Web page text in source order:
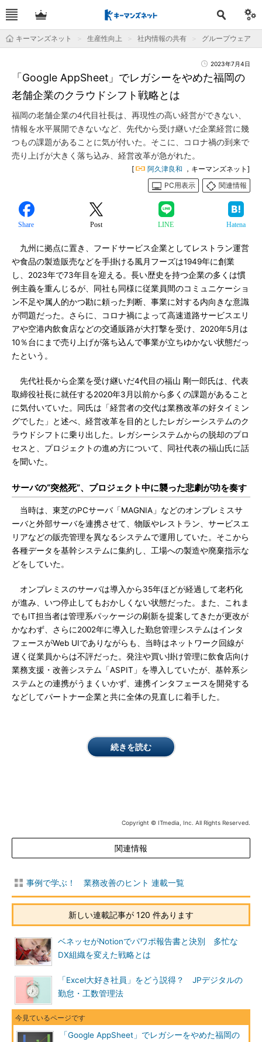
キーマンズネット 生産性向上 社内情報の共有 グループウェア
2023年7月4日
「Google AppSheet」でレガシーをやめた福岡の
老舗企業のクラウドシフト戦略とは
福岡の老舗企業の4代目社長は、再現性の高い経営ができない、
情報を水平展開できないなど、先代から受け継いだ企業経営に幾
つもの課題があることに気が付いた。そこに、コロナ禍の到来で
売り上げが大きく落ち込み、経営改革が急がれた。
[ 阿久津良和 ，キーマンズネット]
PC用表示
関連情報
Share Post LINE Hatena
九州に拠点に置き、フードサービス企業としてレストラン運営
や食品の製造販売などを手掛ける風月フーズは1949年に創業
し、2023年で73年目を迎える。長い歴史を持つ企業の多くは慣
例主義を重んじるが、同社も同様に従業員間のコミュニケーショ
ン不足や属人的かつ勘に頼った判断、事業に対する内向きな意識
が問題だった。さらに、コロナ禍によって高速道路サービスエリ
アや空港内飲食店などの交通販路が大打撃を受け、2020年5月は
10％台にまで売り上げが落ち込んで事業が立ちゆかない状態だっ
たという。
先代社長から企業を受け継いだ4代目の福山 剛一郎氏は、代表
取締役社長に就任する2020年3月以前から多くの課題があること
に気付いていた。同氏は「経営者の交代は業務改革の好タイミン
グでした」と述べ、経営改革を目的としたレガシーシステムのク
ラウドシフトに乗り出した。レガシーシステムからの脱却のプロ
セスと、プロジェクトの進め方について、同社代表の福山氏に話
を聞いた。
サーバの“突然死”、プロジェクト中に襲った悲劇が功を奏す
当時は、東芝のPCサーバ「MAGNIA」などのオンプレミスサ
ーバと外部サーバを連携させて、物販やレストラン、サービスエ
リアなどの販売管理を異なるシステムで運用していた。そこから
各種データを基幹システムに集約し、工場への製造や廃棄指示な
どをしていた。
オンプレミスのサーバは導入から35年ほどが経過して老朽化
が進み、いつ停止してもおかしくない状態だった。また、これま
でもIT担当者は管理系パッケージの刷新を提案してきたが更改が
かなわず、さらに2002年に導入した勤怠管理システムはインタ
フェースがWeb UIでありながらも、当時はネットワーク回線が
遅く従業員からは不評だった。発注や買い掛け管理に飲食店向け
業務支援・改善システム「ASPIT」を導入していたが、基幹系シ
ステムとの連携がうまくいかず、連携インタフェースを開発する
などしてパートナー企業と共に全体の見直しに着手した。
続きを読む
Copyright © ITmedia, Inc. All Rights Reserved.
関連情報
事例で学ぶ！ 業務改善のヒント 連載一覧
新しい連載記事が 120 件あります
ベネッセがNotionでパワポ報告書と決別 多忙な
DX組織を変えた戦略とは
「Excel大好き社員」をどう説得？ JPデジタルの
勤怠・工数管理法
「Google AppSheet」でレガシーをやめた福岡の